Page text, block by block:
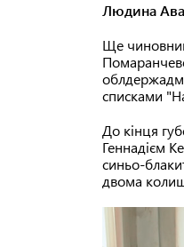
Людина
Ще
списками
До кінця
Геннадієм
синьо-
двома